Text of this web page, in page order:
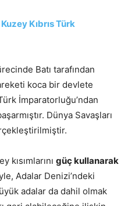
Kıbrıs Türk
Batı tarafından
koca bir devlete
İmparatorluğu’ndan
Dünya Savaşları
kısımlarını güç kullanarak
Adalar Denizi’ndeki
adalar da dahil olmak